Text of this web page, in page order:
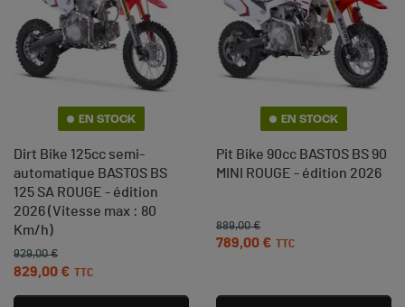
EN STOCK
Dirt Bike 125cc semi-
automatique BASTOS BS
125 SA ROUGE - édition
2026 (Vitesse max : 80
Km/h)
Prix de base
929,00 €
Prix
829,00 € TTC
EN STOCK
Pit Bike 90cc BASTOS BS 90
MINI ROUGE - édition 2026
Prix de base
889,00 €
Prix
789,00 €
TTC